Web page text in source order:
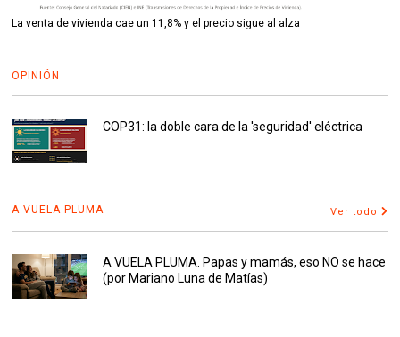
La venta de vivienda cae un 11,8% y el precio sigue al alza
OPINIÓN
COP31: la doble cara de la 'seguridad' eléctrica
A VUELA PLUMA Ver todo
A VUELA PLUMA. Papas y mamás, eso NO se hace
(por Mariano Luna de Matías)